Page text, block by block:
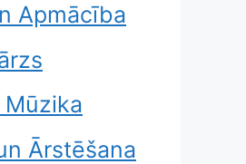
Apmācība
Mūzika
Ārstēšana